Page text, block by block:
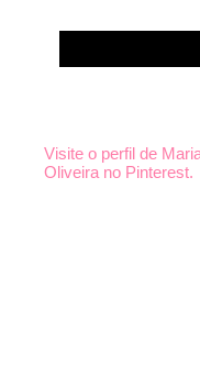
Visite o perfil de
Oliveira no Pinterest.